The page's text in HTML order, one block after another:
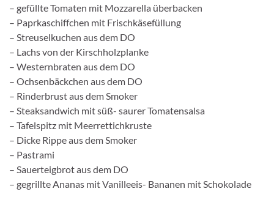
– gefüllte Tomaten mit Mozzarella überbacken
– Paprkaschiffchen mit Frischkäsefüllung
– Streuselkuchen aus dem DO
– Lachs von der Kirschholzplanke
– Westernbraten aus dem DO
– Ochsenbäckchen aus dem DO
– Rinderbrust aus dem Smoker
– Steaksandwich mit süß- saurer Tomatensalsa
– Tafelspitz mit Meerrettichkruste
– Dicke Rippe aus dem Smoker
– Pastrami
– Sauerteigbrot aus dem DO
– gegrillte Ananas mit Vanilleeis- Bananen mit Schokolade